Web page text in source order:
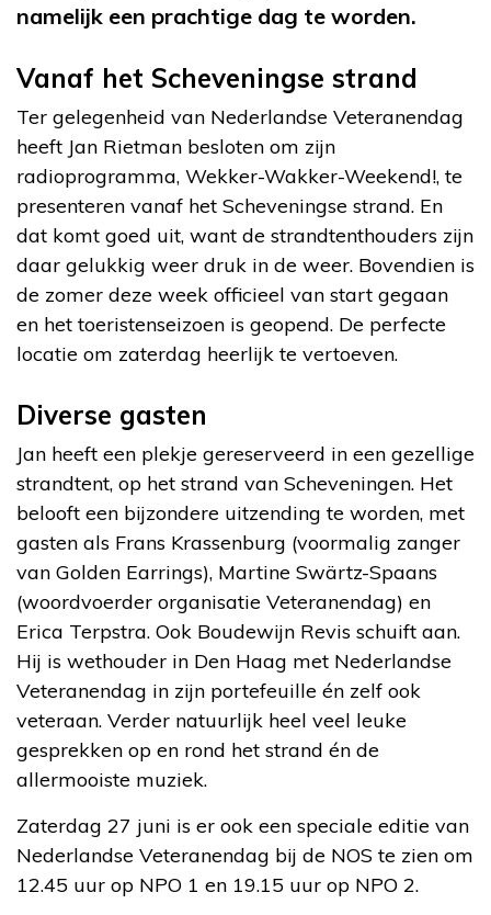
namelijk een prachtige dag te worden.
Vanaf het Scheveningse strand
Ter gelegenheid van Nederlandse Veteranendag
heeft Jan Rietman besloten om zijn
radioprogramma, Wekker-Wakker-Weekend!, te
presenteren vanaf het Scheveningse strand. En
dat komt goed uit, want de strandtenthouders zijn
daar gelukkig weer druk in de weer. Bovendien is
de zomer deze week officieel van start gegaan
en het toeristenseizoen is geopend. De perfecte
locatie om zaterdag heerlijk te vertoeven.
Diverse gasten
Jan heeft een plekje gereserveerd in een gezellige
strandtent, op het strand van Scheveningen. Het
belooft een bijzondere uitzending te worden, met
gasten als Frans Krassenburg (voormalig zanger
van Golden Earrings), Martine Swärtz-Spaans
(woordvoerder organisatie Veteranendag) en
Erica Terpstra. Ook Boudewijn Revis schuift aan.
Hij is wethouder in Den Haag met Nederlandse
Veteranendag in zijn portefeuille én zelf ook
veteraan. Verder natuurlijk heel veel leuke
gesprekken op en rond het strand én de
allermooiste muziek.
Zaterdag 27 juni is er ook een speciale editie van
Nederlandse Veteranendag bij de NOS te zien om
12.45 uur op NPO 1 en 19.15 uur op NPO 2.